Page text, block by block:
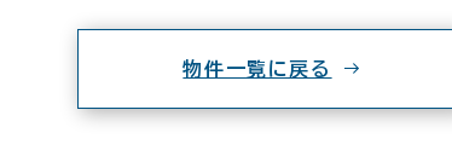
物件一覧に戻る